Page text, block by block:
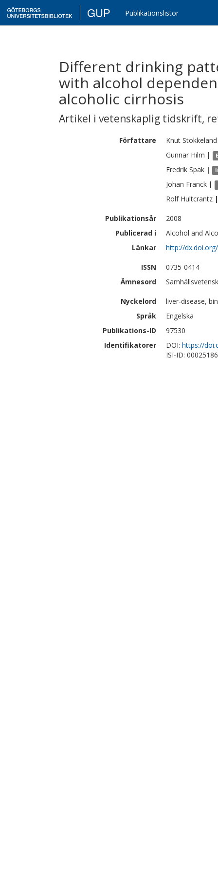
GUP Publikationslistor
Different drinking
with alcohol
alcoholic cirrhosis
Artikel i vetenskaplig tidskrift,
Författare Knut Stokkeland
Gunnar Hilm |
Fredrik Spak |
Johan Franck |
Rolf Hultcrantz |
Publikationsår
2008
Publicerad i
Alcohol and
Länkar
http://
ISSN
0735-0414
Ämnesord
Nyckelord
liver-disease,
Språk
Engelska
Publikations-ID
97530
Identifikatorer
DOI: https://
ISI-ID: